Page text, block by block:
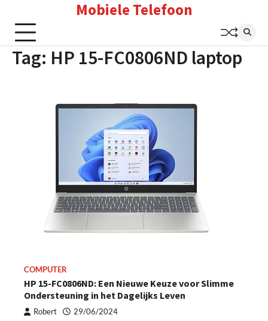
content
Mobiele Telefoon
Tag: HP 15-FC0806ND laptop
COMPUTER
HP 15-FC0806ND: Een Nieuwe Keuze voor Slimme
Ondersteuning in het Dagelijks Leven
Robert 29/06/2024